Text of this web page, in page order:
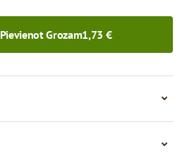
Pievienot Grozam1,73 €